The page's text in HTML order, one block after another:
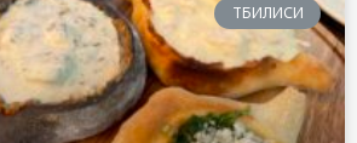
ТБИЛИСИ